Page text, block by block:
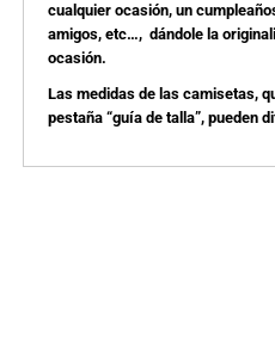
cualquier ocasión, un
amigos, etc…, dándole la
ocasión.
Las medidas de las camisetas,
pestaña “guía de talla”, pueden